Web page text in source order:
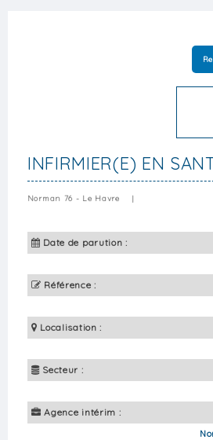
INFIRMIER(E) EN
Norman 76 - Le Havre |
Date de parution :
Référence :
Localisation :
Secteur :
Agence intérim :